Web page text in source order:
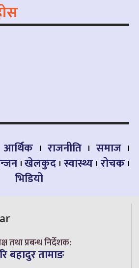
आर्थिक राजनीति
समाज
खेलकुद स्वास्थ्य रोचक
भिडियो
तथा प्रबन्ध निर्देशक:
बहादुर तामाङ